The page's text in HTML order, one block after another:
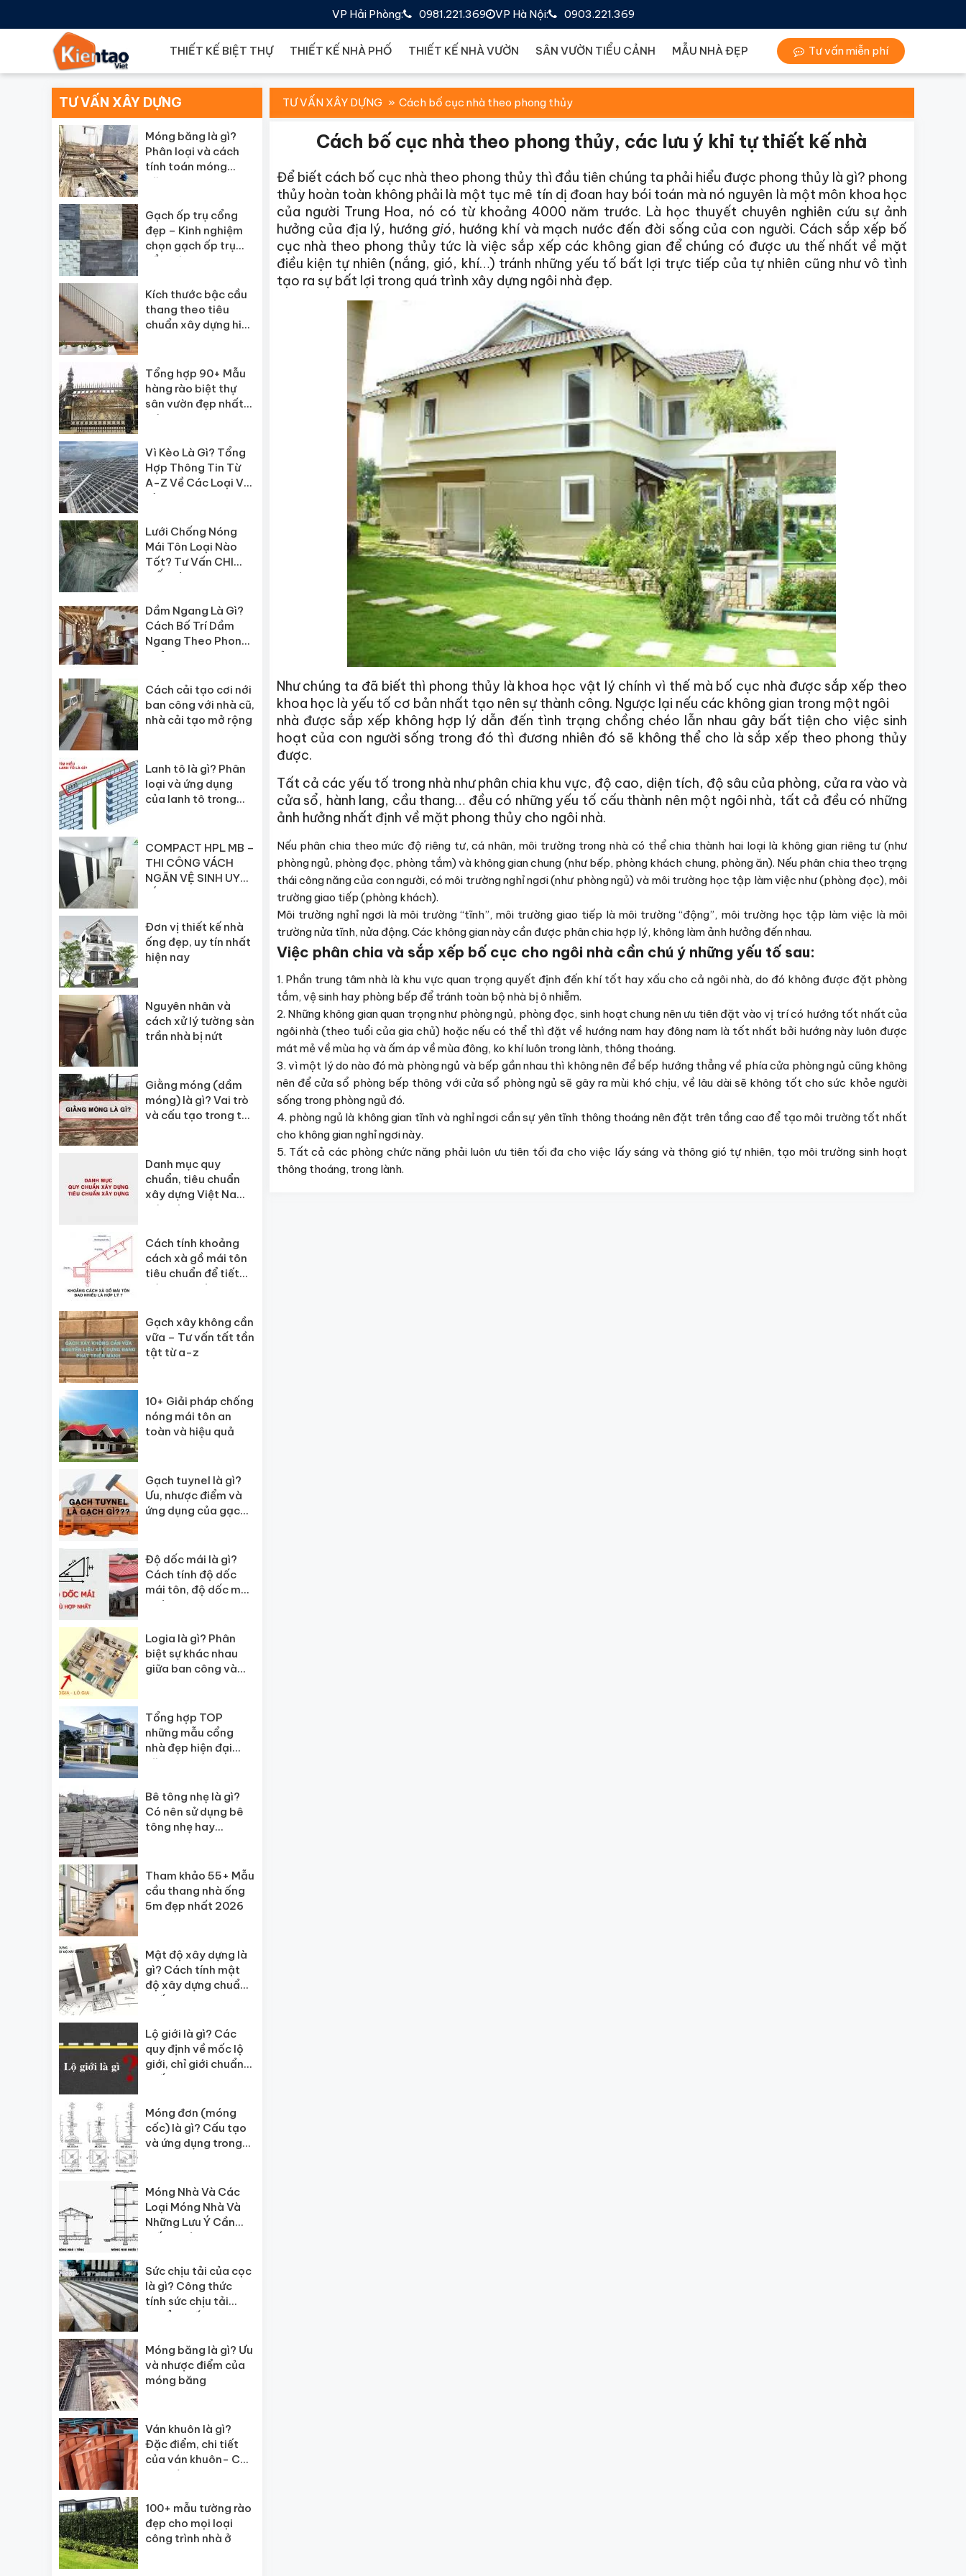
VP Hà Nội: 0903.221.369
VP Hải Phòng: 0981.221.369
THIẾT KẾ BIỆT THỰ THIẾT KẾ NHÀ PHỐ THIẾT KẾ NHÀ VƯỜN SÂN VƯỜN TIỂU CẢNH MẪU NHÀ ĐẸP Tư vấn miễn phí
TƯ VẤN XÂY DỰNG Cách bố cục nhà theo phong thủy
Cách bố cục nhà theo phong thủy, các lưu ý khi tự thiết kế nhà
Để biết cách bố cục nhà theo phong thủy thì đầu tiên chúng ta phải hiểu được phong thủy là gì? phong
thủy hoàn toàn không phải là một tục mê tín dị đoan hay bói toán mà nó nguyên là một môn khoa học
của người Trung Hoa, nó có từ khoảng 4000 năm trước. Là học thuyết chuyên nghiên cứu sự ảnh
hưởng của địa lý, hướng gió, hướng khí và mạch nước đến đời sống của con người. Cách sắp xếp bố
cục nhà theo phong thủy tức là việc sắp xếp các không gian để chúng có được ưu thế nhất về mặt
điều kiện tự nhiên (nắng, gió, khí…) tránh những yếu tố bất lợi trực tiếp của tự nhiên cũng như vô tình
tạo ra sự bất lợi trong quá trình xây dựng ngôi nhà đẹp.
Như chúng ta đã biết thì phong thủy là khoa học vật lý chính vì thế mà bố cục nhà được sắp xếp theo
khoa học là yếu tố cơ bản nhất tạo nên sự thành công. Ngược lại nếu các không gian trong một ngôi
nhà được sắp xếp không hợp lý dẫn đến tình trạng chồng chéo lẫn nhau gây bất tiện cho việc sinh
hoạt của con người sống trong đó thì đương nhiên đó sẽ không thể cho là sắp xếp theo phong thủy
được.
Tất cả các yếu tố trong nhà như phân chia khu vực, độ cao, diện tích, độ sâu của phòng, cửa ra vào và
cửa sổ, hành lang, cầu thang… đều có những yếu tố cấu thành nên một ngôi nhà, tất cả đều có những
ảnh hưởng nhất định về mặt phong thủy cho ngôi nhà.
Nếu phân chia theo mức độ riêng tư, cá nhân, môi trường trong nhà có thể chia thành hai loại là không gian riêng tư (như
phòng ngủ, phòng đọc, phòng tắm) và không gian chung (như bếp, phòng khách chung, phòng ăn). Nếu phân chia theo trạng
thái công năng của con người, có môi trường nghỉ ngơi (như phòng ngủ) và môi trường học tập làm việc như (phòng đọc), môi
trường giao tiếp (phòng khách).
Môi trường nghỉ ngơi là môi trường “tĩnh”, môi trường giao tiếp là môi trường “động”, môi trường học tập làm việc là môi
trường nửa tĩnh, nửa động. Các không gian này cần được phân chia hợp lý, không làm ảnh hưởng đến nhau.
Việc phân chia và sắp xếp bố cục cho ngôi nhà cần chú ý những yếu tố sau:
1. Phần trung tâm nhà là khu vực quan trọng quyết định đến khí tốt hay xấu cho cả ngôi nhà, do đó không được đặt phòng
tắm, vệ sinh hay phòng bếp để tránh toàn bộ nhà bị ô nhiễm.
2. Những không gian quan trọng như phòng ngủ, phòng đọc, sinh hoạt chung nên ưu tiên đặt vào vị trí có hướng tốt nhất của
ngôi nhà (theo tuổi của gia chủ) hoặc nếu có thể thì đặt về hướng nam hay đông nam là tốt nhất bởi hướng này luôn được
mát mẻ về mùa hạ và ấm áp về mùa đông, ko khí luôn trong lành, thông thoáng.
3. vì một lý do nào đó mà phòng ngủ và bếp gần nhau thì không nên để bếp hướng thẳng về phía cửa phòng ngủ cũng không
nên để cửa sổ phòng bếp thông với cửa sổ phòng ngủ sẽ gây ra mùi khó chịu, về lâu dài sẽ không tốt cho sức khỏe người
sống trong phòng ngủ đó.
4. phòng ngủ là không gian tĩnh và nghỉ ngơi cần sự yên tĩnh thông thoáng nên đặt trên tầng cao để tạo môi trường tốt nhất
cho không gian nghỉ ngơi này.
5. Tất cả các phòng chức năng phải luôn ưu tiên tối đa cho việc lấy sáng và thông gió tự nhiên, tạo môi trường sinh hoạt
thông thoáng, trong lành.
TƯ VẤN XÂY DỰNG
Móng băng là gì?
Phân loại và cách
tính toán móng
băng
Gạch ốp trụ cổng
đẹp – Kinh nghiệm
chọn gạch ốp trụ
cổng đẹp
Kích thước bậc cầu
thang theo tiêu
chuẩn xây dựng hiện
Tổng hợp 90+ Mẫu
hàng rào biệt thự
sân vườn đẹp nhất
hiện nay
Vì Kèo Là Gì? Tổng
Hợp Thông Tin Từ
A-Z Về Các Loại Vì
Kèo
Lưới Chống Nóng
Mái Tôn Loại Nào
Tốt? Tư Vấn CHI
TIẾT từ A-Z
Dầm Ngang Là Gì?
Cách Bố Trí Dầm
Ngang Theo Phong
Thủy
Cách cải tạo cơi nới
ban công với nhà cũ,
nhà cải tạo mở rộng
Lanh tô là gì? Phân
loại và ứng dụng
của lanh tô trong
COMPACT HPL MB –
THI CÔNG VÁCH
NGĂN VỆ SINH UY
TÍN
Đơn vị thiết kế nhà
ống đẹp, uy tín nhất
hiện nay
Nguyên nhân và
cách xử lý tường sàn
trần nhà bị nứt
Giằng móng (dầm
móng) là gì? Vai trò
và cấu tạo trong thi
Danh mục quy
chuẩn, tiêu chuẩn
xây dựng Việt Nam
hiện hành
Cách tính khoảng
cách xà gồ mái tôn
tiêu chuẩn để tiết
kiệm chi phí
Gạch xây không cần
vữa – Tư vấn tất tần
tật từ a-z
10+ Giải pháp chống
nóng mái tôn an
toàn và hiệu quả
Gạch tuynel là gì?
Ưu, nhược điểm và
ứng dụng của gạch
Độ dốc mái là gì?
Cách tính độ dốc
mái tôn, độ dốc mái
ngói
Logia là gì? Phân
biệt sự khác nhau
giữa ban công và
Tổng hợp TOP
những mẫu cổng
nhà đẹp hiện đại
năm 2026
Bê tông nhẹ là gì?
Có nên sử dụng bê
tông nhẹ hay
Tham khảo 55+ Mẫu
cầu thang nhà ống
5m đẹp nhất 2026
Mật độ xây dựng là
gì? Cách tính mật
độ xây dựng chuẩn
nhất
Lộ giới là gì? Các
quy định về mốc lộ
giới, chỉ giới chuẩn
nhất
Móng đơn (móng
cốc) là gì? Cấu tạo
và ứng dụng trong
Móng Nhà Và Các
Loại Móng Nhà Và
Những Lưu Ý Cần
Biết Trước
Sức chịu tải của cọc
là gì? Công thức
tính sức chịu tải
chuẩn nhất
Móng băng là gì? Ưu
và nhược điểm của
móng băng
Ván khuôn là gì?
Đặc điểm, chi tiết
của ván khuôn- Các
loại ván?
100+ mẫu tường rào
đẹp cho mọi loại
công trình nhà ở